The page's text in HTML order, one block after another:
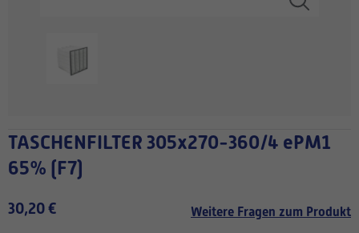
TASCHENFILTER 305x270-360/4 ePM1
65% (F7)
30,20 € Weitere Fragen zum Produkt